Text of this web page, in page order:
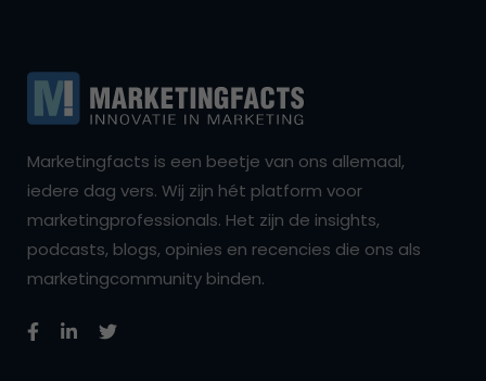
Marketingfacts is een beetje van ons allemaal,
iedere dag vers. Wij zijn hét platform voor
marketingprofessionals. Het zijn de insights,
podcasts, blogs, opinies en recencies die ons als
marketingcommunity binden.